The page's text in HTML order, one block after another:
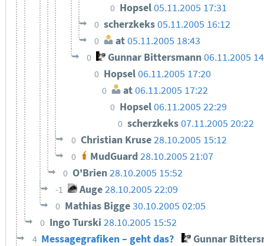
0 Hopsel05.11.2005 17:31
0 scherzkeks05.11.2005 16:12
0 at05.11.2005 18:43
0 Gunnar Bittersmann06.11.2005
0 Hopsel06.11.2005 17:20
0 at06.11.2005 17:22
0 Hopsel06.11.2005 22:29
0 scherzkeks07.11.2005 20:22
0 Christian Kruse28.10.2005 15:12
0 MudGuard 28.10.2005 21:07
0 O'Brien28.10.2005 15:52
-1 Auge28.10.2005 22:09
0 Mathias Bigge30.10.2005 02:05
0 Ingo Turski 28.10.2005 15:52
4 Messagegrafiken – geht das? Gunnar